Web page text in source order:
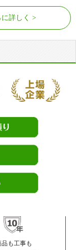
詳しく
品も工事も